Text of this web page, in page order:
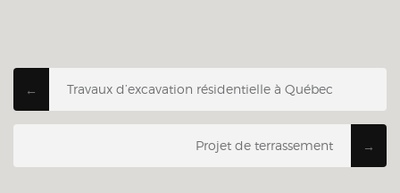
← Travaux d’excavation résidentielle à Québec
Projet de terrassement →